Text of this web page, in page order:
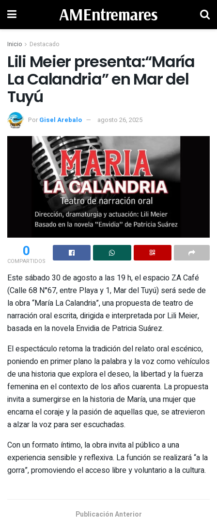
AMEntremares
Inicio Destacado
Lili Meier presenta:“María
La Calandria” en Mar del
Tuyú
Por Gisel Arebalo agosto 26, 2025
0
COMPARTIDOS
Este sábado 30 de agosto a las 19 h, el espacio ZA Café
(Calle 68 N°67, entre Playa y 1, Mar del Tuyú) será sede de
la obra “María La Calandria”, una propuesta de teatro de
narración oral escrita, dirigida e interpretada por Lili Meier,
basada en la novela Envidia de Patricia Suárez.
El espectáculo retoma la tradición del relato oral escénico,
poniendo en primer plano la palabra y la voz como vehículos
de una historia que explora el deseo, la libertad y la fuerza
femenina en el contexto de los años cuarenta. La propuesta
invita a sumergirse en la historia de María, una mujer que
encarna el coraje y la pasión de aquellas que, se atrevieron
a alzar la voz para ser escuchadas.
Con un formato íntimo, la obra invita al público a una
experiencia sensible y reflexiva. La función se realizará “a la
gorra”, promoviendo el acceso libre y voluntario a la cultura.
Publicación Anterior